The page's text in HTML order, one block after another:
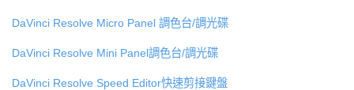
DaVinci Resolve Micro Panel 調色台/調光碟
DaVinci Resolve Mini Panel調色台/調光碟
DaVinci Resolve Speed Editor快速剪接鍵盤